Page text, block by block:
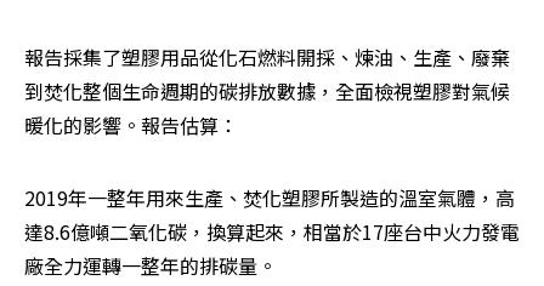
報告採集了塑膠用品從化石燃料開採、煉油、生產、廢棄
到焚化整個生命週期的碳排放數據，全面檢視塑膠對氣候
暖化的影響。報告估算：
2019年一整年用來生產、焚化塑膠所製造的溫室氣體，高
達8.6億噸二氧化碳，換算起來，相當於17座台中火力發電
廠全力運轉一整年的排碳量。